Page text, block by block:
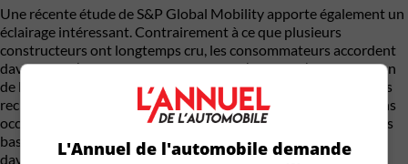
Une récente étude de S&P Global Mobility apporte également un
éclairage intéressant. Contrairement à ce que plusieurs
constructeurs ont longtemps cru, les consommateurs accordent
davantage d’importance à la qualité de l’image qu’à la dimension
de l’écran. La clarté vidéo arrive au sommet des caractéristiques
recherchées dans les systèmes multimédias, alors que les écrans
occupant toute la planche de bord se retrouvent beaucoup plus
bas dans le classement. Les familles avec enfants apprécient
davantage les grands écrans pour la navigation et le
L'Annuel de l'automobile demande